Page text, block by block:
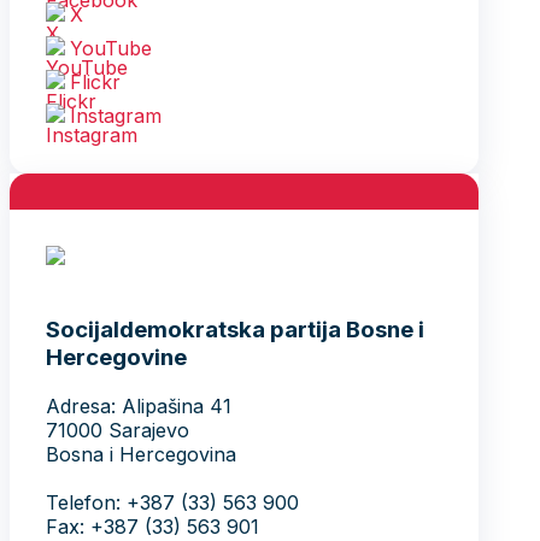
X
YouTube
Flickr
Instagram
Socijaldemokratska partija Bosne i
Hercegovine
Adresa: Alipašina 41
71000 Sarajevo
Bosna i Hercegovina
Telefon: +387 (33) 563 900
Fax: +387 (33) 563 901